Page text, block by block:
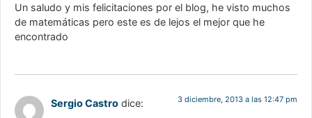
Un saludo y mis felicitaciones por el blog, he visto muchos
de matemáticas pero este es de lejos el mejor que he
encontrado
Sergio Castro dice: 3 diciembre, 2013 a las 12:47 pm